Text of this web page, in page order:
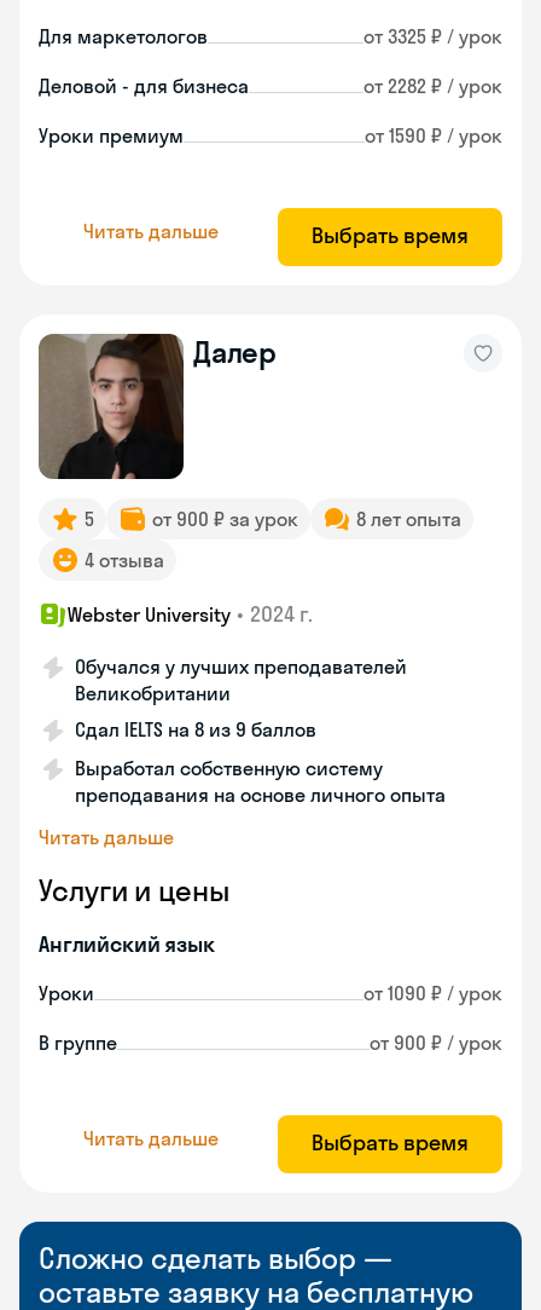
Для маркетологов от 3325 ₽ / урок
Деловой - для бизнеса от 2282 ₽ / урок
Уроки премиум от 1590 ₽ / урок
Читать дальше Выбрать время
Далер
5 от 900 ₽ за урок
8 лет опыта
4 отзыва
Webster University • 2024 г.
Обучался у лучших преподавателей
Великобритании
Сдал IELTS на 8 из 9 баллов
Выработал собственную систему
преподавания на основе личного опыта
Читать дальше
Услуги и цены
Английский язык
Уроки от 1090 ₽ / урок
В группе от 900 ₽ / урок
Читать дальше Выбрать время
Сложно сделать выбор —
оставьте заявку на бесплатную